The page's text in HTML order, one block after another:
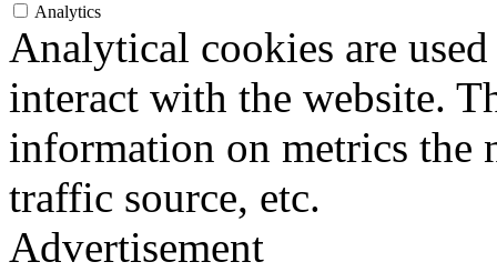
Analytics
Analytical cookies are
interact with the website.
information on metrics the
traffic source, etc.
Advertisement